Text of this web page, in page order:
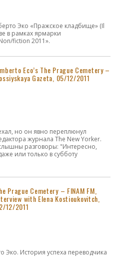
Эко «Пражское кладбище» (Il
в рамках ярмарки
fiction 2011».
Eco’s The Prague Cemetery –
Gazeta, 05/12/2011
но он явно переплюнул
журнала The New Yorker.
разговоры: "Интересно,
или только в субботу
Prague Cemetery – FINAM FM,
with Elena Kostioukovitch,
12/2011
История успеха переводчика